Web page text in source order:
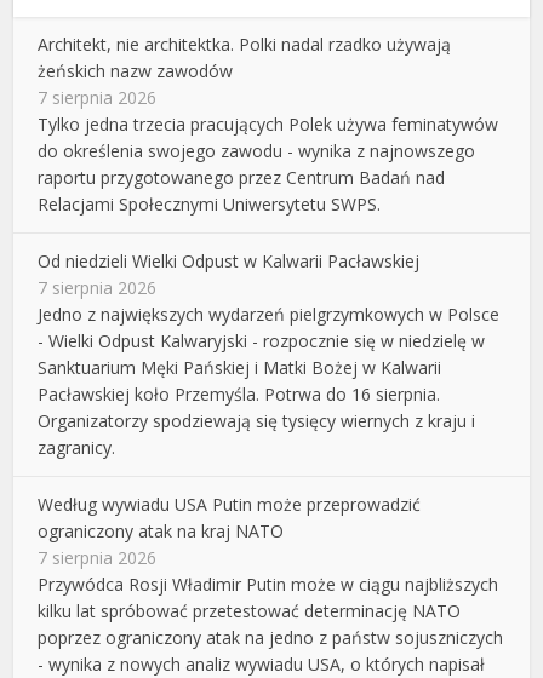
Architekt, nie architektka. Polki nadal rzadko używają
żeńskich nazw zawodów
7 sierpnia 2026
Tylko jedna trzecia pracujących Polek używa feminatywów
do określenia swojego zawodu - wynika z najnowszego
raportu przygotowanego przez Centrum Badań nad
Relacjami Społecznymi Uniwersytetu SWPS.
Od niedzieli Wielki Odpust w Kalwarii Pacławskiej
7 sierpnia 2026
Jedno z największych wydarzeń pielgrzymkowych w Polsce
- Wielki Odpust Kalwaryjski - rozpocznie się w niedzielę w
Sanktuarium Męki Pańskiej i Matki Bożej w Kalwarii
Pacławskiej koło Przemyśla. Potrwa do 16 sierpnia.
Organizatorzy spodziewają się tysięcy wiernych z kraju i
zagranicy.
Według wywiadu USA Putin może przeprowadzić
ograniczony atak na kraj NATO
7 sierpnia 2026
Przywódca Rosji Władimir Putin może w ciągu najbliższych
kilku lat spróbować przetestować determinację NATO
poprzez ograniczony atak na jedno z państw sojuszniczych
- wynika z nowych analiz wywiadu USA, o których napisał